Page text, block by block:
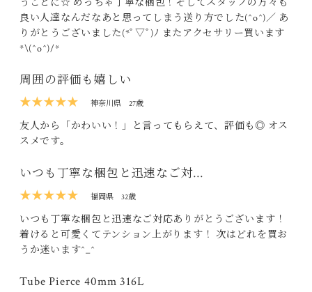
うことに☆ めっちゃ丁寧な梱包！そしてスタッフの方々も
良い人達なんだなあと思ってしまう送り方でした(^o^)／ あ
りがとうございました(*ﾟ▽ﾟ)ﾉ またアクセサリー買います
*\(^o^)/*
周囲の評価も嬉しい
★★★★★
神奈川県 27歳
友人から「かわいい！」と言ってもらえて、評価も◎ オス
スメです。
いつも丁寧な梱包と迅速なご対…
★★★★★
福岡県 32歳
いつも丁寧な梱包と迅速なご対応ありがとうございます！
着けると可愛くてテンション上がります！ 次はどれを買お
うか迷います^_^
Tube Pierce 40mm 316L